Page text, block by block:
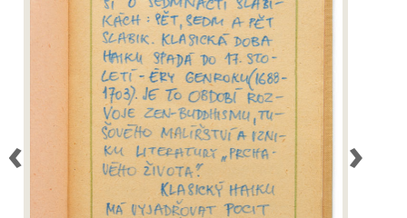
‹ ›